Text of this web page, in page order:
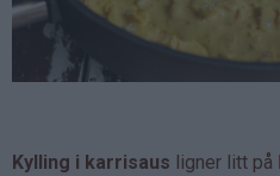
Kylling i karrisaus ligner litt på